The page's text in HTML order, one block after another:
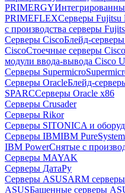
PRIMERGY
PRIMEFLEXСерверы Fujitsu
с производства серверы
Серверы CiscoБлейд-
CiscoСтоечные серверы Cisco
модули ввода-вывода Cisco
Серверы Supermicro
Серверы OracleБлейд-
SPARCСерверы Oracle x86
Серверы Crusader
Серверы Rikor
Серверы SITONICA и
Серверы IBMIBM
IBM PowerСнятые с
Серверы MAYAK
Серверы ДатаРу
Серверы ASUSARM
ASUSБашенные серверы